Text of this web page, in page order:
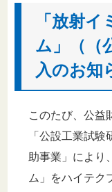
「放射
ム」（（
入のお知
このたび、公益
「公設工業試
助事業」により
ム」をハイテク